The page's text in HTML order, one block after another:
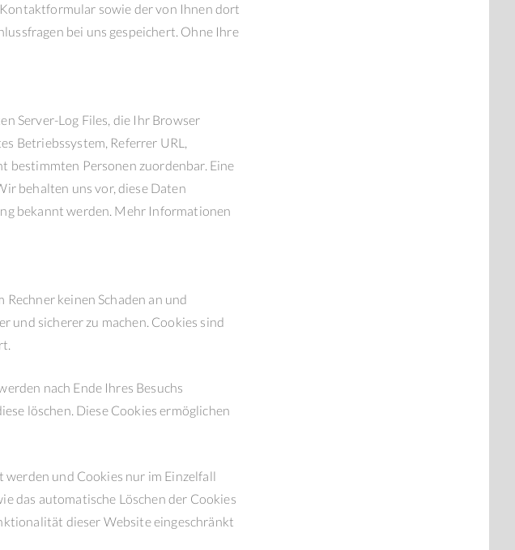
sowie der von Ihnen dort
bei uns gespeichert. Ohne Ihre
Server-Log Files, die Ihr Browser
Betriebssystem, Referrer URL,
bestimmten Personen zuordenbar. Eine
behalten uns vor, diese Daten
bekannt werden. Mehr Informationen
keinen Schaden an und
und sicherer zu machen. Cookies sind
nach Ende Ihres Besuchs
löschen. Diese Cookies ermöglichen
werden und Cookies nur im Einzelfall
das automatische Löschen der Cookies
dieser Website eingeschränkt